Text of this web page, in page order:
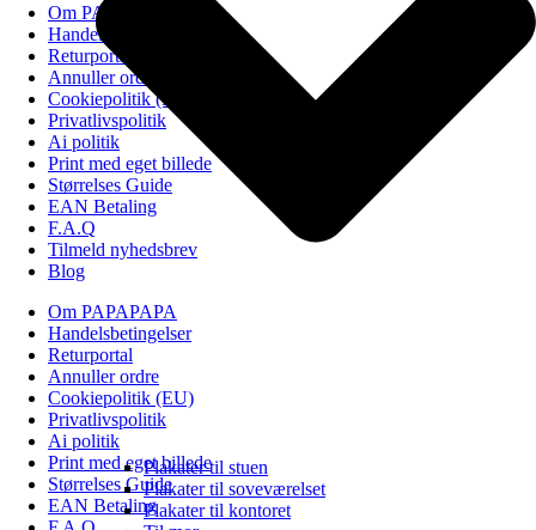
Plakater til stuen
Plakater til soveværelset
Plakater til kontoret
Om PAPAPAPA
Handelsbetingelser
Returportal
Annuller ordre
Cookiepolitik (EU)
Privatlivspolitik
Ai politik
Print med eget billede
Størrelses Guide
EAN Betaling
F.A.Q
Tilmeld nyhedsbrev
Blog
Om PAPAPAPA
Handelsbetingelser
Returportal
Annuller ordre
Cookiepolitik (EU)
Privatlivspolitik
Ai politik
Print med eget billede
Størrelses Guide
EAN Betaling